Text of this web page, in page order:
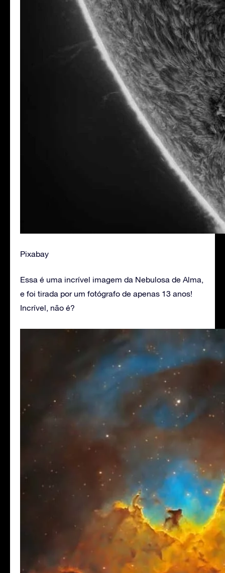
Pixabay
Essa é uma incrível imagem da Nebulosa de Alma,
e foi tirada por um fotógrafo de apenas 13 anos!
Incrível, não é?